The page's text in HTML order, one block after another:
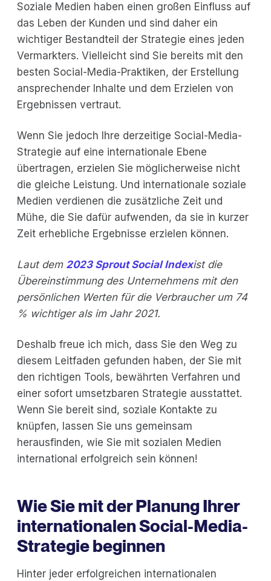
Soziale Medien haben einen großen Einfluss auf
das Leben der Kunden und sind daher ein
wichtiger Bestandteil der Strategie eines jeden
Vermarkters. Vielleicht sind Sie bereits mit den
besten Social-Media-Praktiken, der Erstellung
ansprechender Inhalte und dem Erzielen von
Ergebnissen vertraut.
Wenn Sie jedoch Ihre derzeitige Social-Media-
Strategie auf eine internationale Ebene
übertragen, erzielen Sie möglicherweise nicht
die gleiche Leistung. Und internationale soziale
Medien verdienen die zusätzliche Zeit und
Mühe, die Sie dafür aufwenden, da sie in kurzer
Zeit erhebliche Ergebnisse erzielen können.
Laut dem 2023 Sprout Social Indexist die
Übereinstimmung des Unternehmens mit den
persönlichen Werten für die Verbraucher um 74
% wichtiger als im Jahr 2021.
Deshalb freue ich mich, dass Sie den Weg zu
diesem Leitfaden gefunden haben, der Sie mit
den richtigen Tools, bewährten Verfahren und
einer sofort umsetzbaren Strategie ausstattet.
Wenn Sie bereit sind, soziale Kontakte zu
knüpfen, lassen Sie uns gemeinsam
herausfinden, wie Sie mit sozialen Medien
international erfolgreich sein können!
Wie Sie mit der Planung Ihrer
internationalen Social-Media-
Strategie beginnen
Hinter jeder erfolgreichen internationalen